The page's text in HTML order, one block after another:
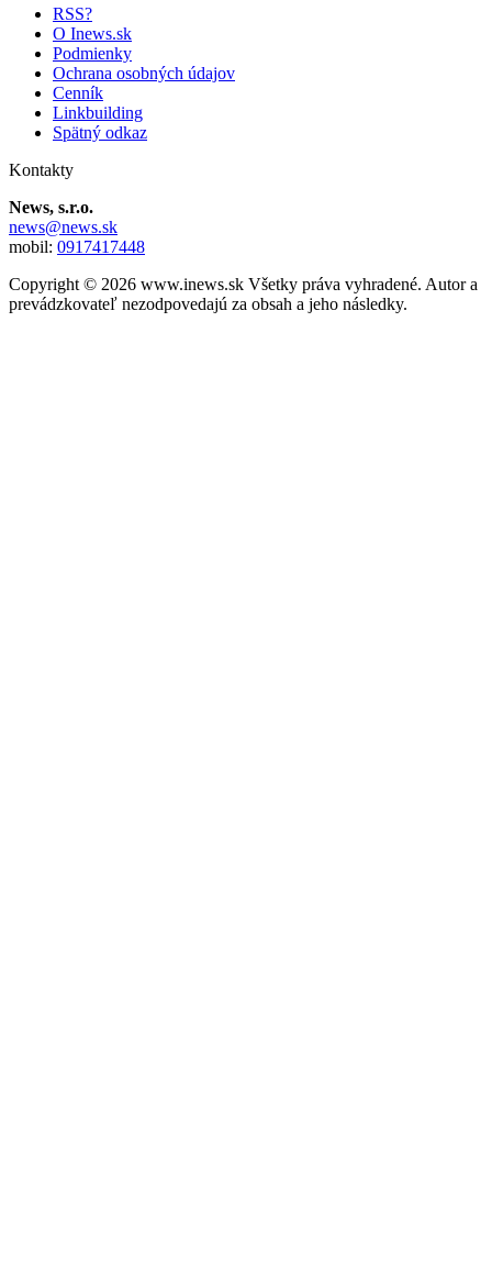
RSS?
O Inews.sk
Podmienky
Ochrana osobných údajov
Cenník
Linkbuilding
Spätný odkaz
Kontakty
News, s.r.o.
news@news.sk
mobil: 0917417448
Copyright © 2026 www.inews.sk Všetky práva vyhradené. Autor a
prevádzkovateľ nezodpovedajú za obsah a jeho následky.